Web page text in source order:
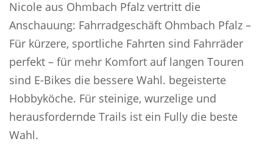
Nicole aus Ohmbach Pfalz vertritt die
Anschauung: Fahrradgeschäft Ohmbach Pfalz –
Für kürzere, sportliche Fahrten sind Fahrräder
perfekt – für mehr Komfort auf langen Touren
sind E-Bikes die bessere Wahl. begeisterte
Hobbyköche. Für steinige, wurzelige und
herausfordernde Trails ist ein Fully die beste
Wahl.